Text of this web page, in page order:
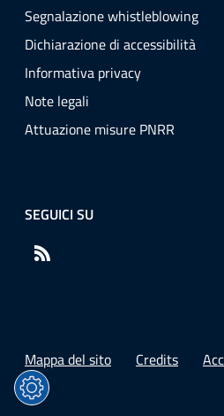
Segnalazione whistleblowing
Dichiarazione di accessibilità
Informativa privacy
Note legali
Attuazione misure PNRR
SEGUICI SU
Mappa del sito Credits